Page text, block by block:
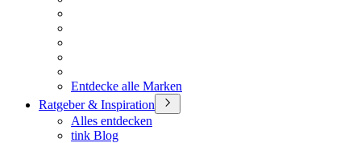
Entdecke alle Marken
Ratgeber & Inspiration
Alles entdecken
tink Blog